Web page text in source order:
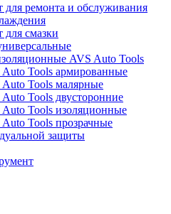
для ремонта и обслуживания
для смазки
AVS Auto Tools
Tools армированные
Tools малярные
Tools двусторонние
Tools изоляционные
Tools прозрачные
защиты